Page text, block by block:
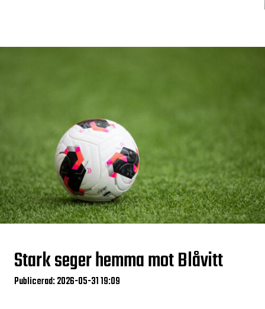
Stark seger hemma mot Blåvitt
Publicerad: 2026-05-31 19:09